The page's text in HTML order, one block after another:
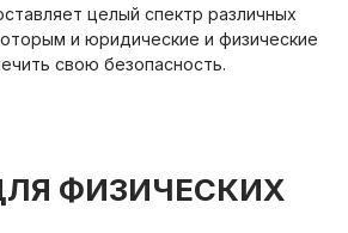
целый спектр различных
и юридические и физические
свою безопасность.
ФИЗИЧЕСКИХ